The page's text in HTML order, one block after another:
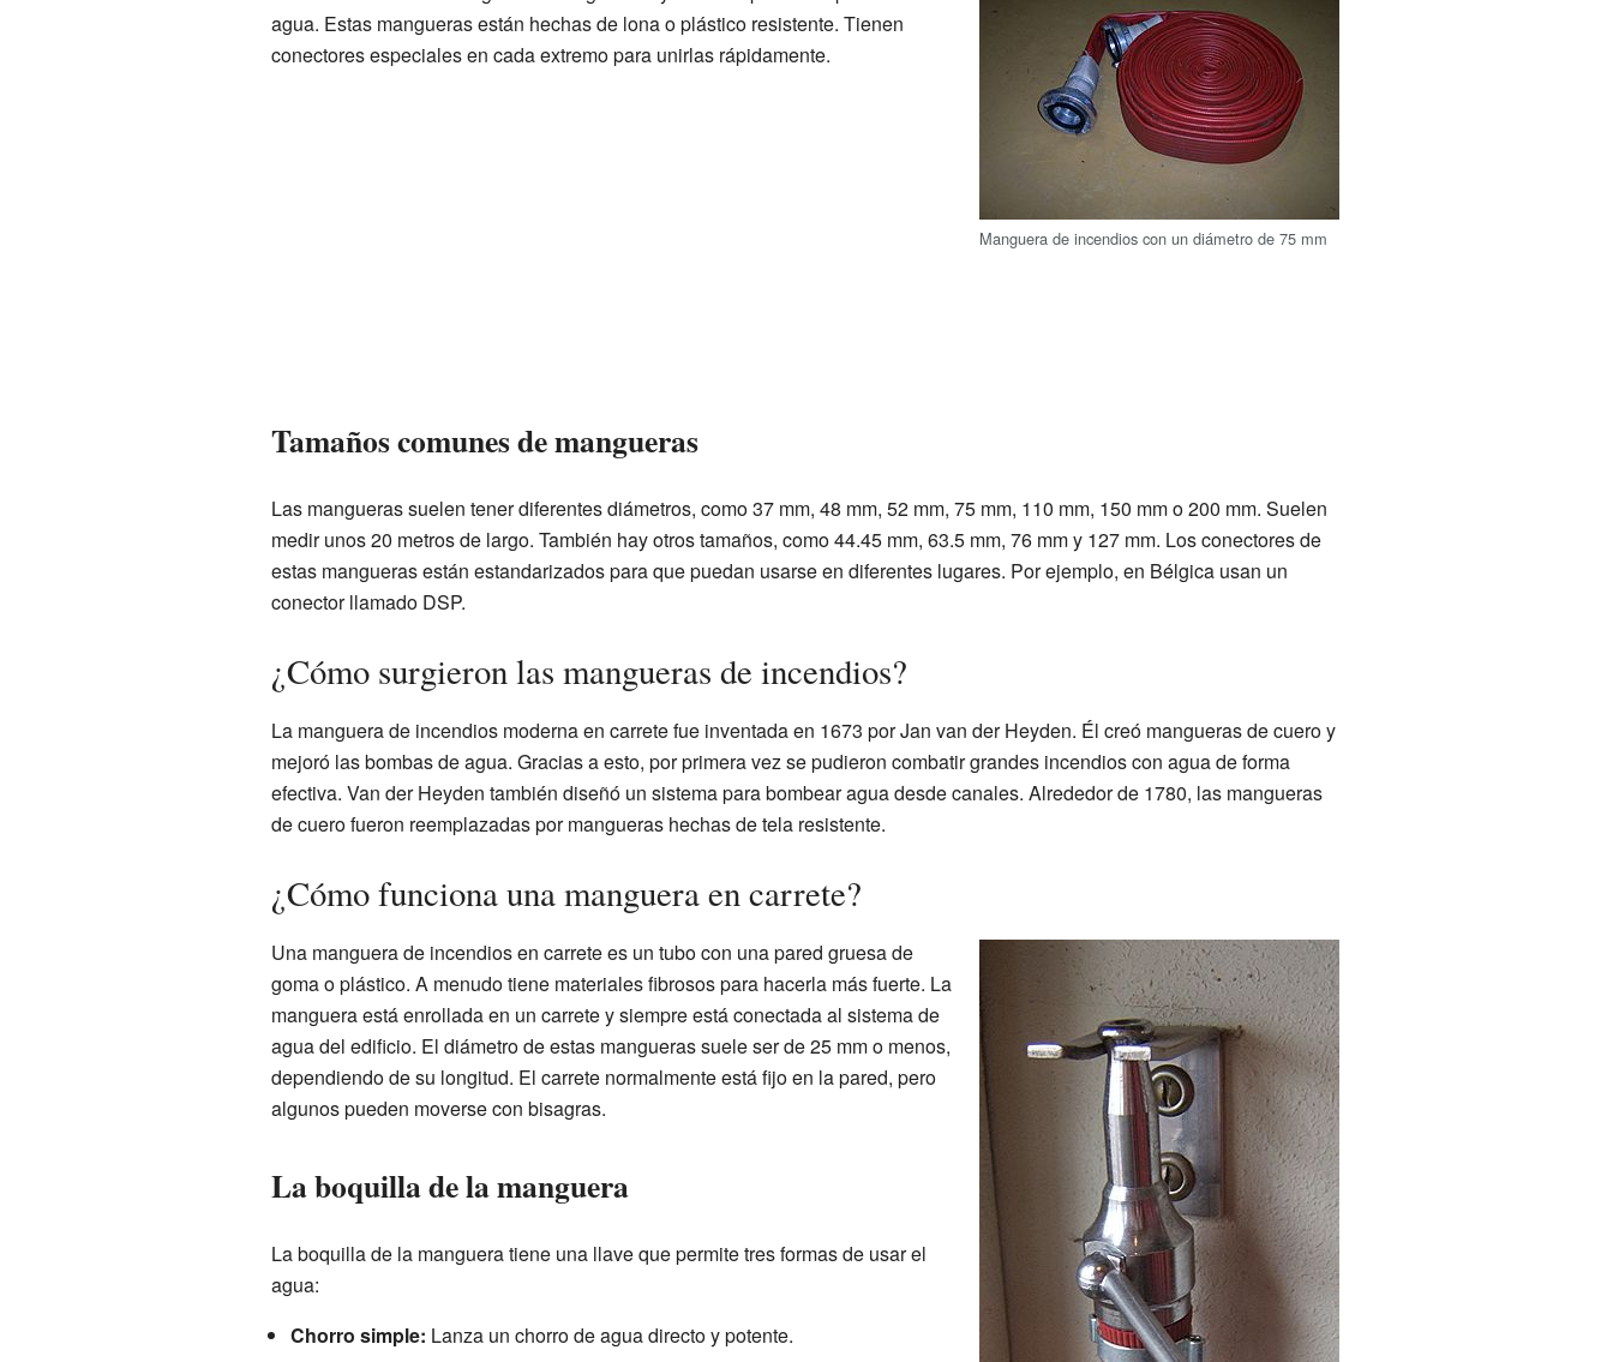
Manguera de incendios con un diámetro de 75 mm
agua. Estas mangueras están hechas de lona o plástico resistente. Tienen
conectores especiales en cada extremo para unirlas rápidamente.
Tamaños comunes de mangueras
Las mangueras suelen tener diferentes diámetros, como 37 mm, 48 mm, 52 mm, 75 mm, 110 mm, 150 mm o 200 mm. Suelen
medir unos 20 metros de largo. También hay otros tamaños, como 44.45 mm, 63.5 mm, 76 mm y 127 mm. Los conectores de
estas mangueras están estandarizados para que puedan usarse en diferentes lugares. Por ejemplo, en Bélgica usan un
conector llamado DSP.
¿Cómo surgieron las mangueras de incendios?
La manguera de incendios moderna en carrete fue inventada en 1673 por Jan van der Heyden. Él creó mangueras de cuero y
mejoró las bombas de agua. Gracias a esto, por primera vez se pudieron combatir grandes incendios con agua de forma
efectiva. Van der Heyden también diseñó un sistema para bombear agua desde canales. Alrededor de 1780, las mangueras
de cuero fueron reemplazadas por mangueras hechas de tela resistente.
¿Cómo funciona una manguera en carrete?
Una manguera de incendios en carrete es un tubo con una pared gruesa de
goma o plástico. A menudo tiene materiales fibrosos para hacerla más fuerte. La
manguera está enrollada en un carrete y siempre está conectada al sistema de
agua del edificio. El diámetro de estas mangueras suele ser de 25 mm o menos,
dependiendo de su longitud. El carrete normalmente está fijo en la pared, pero
algunos pueden moverse con bisagras.
La boquilla de la manguera
La boquilla de la manguera tiene una llave que permite tres formas de usar el
agua:
Chorro simple: Lanza un chorro de agua directo y potente.